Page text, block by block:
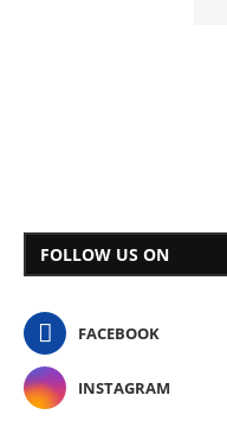
FOLLOW US ON
FACEBOOK
INSTAGRAM